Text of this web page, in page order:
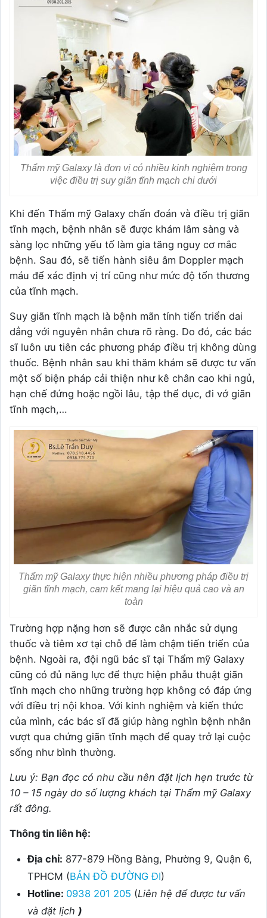
Thẩm mỹ Galaxy là đơn vị có nhiều kinh nghiệm trong
việc điều trị suy giãn tĩnh mạch chi dưới
Khi đến Thẩm mỹ Galaxy chẩn đoán và điều trị giãn
tĩnh mạch, bệnh nhân sẽ được khám lâm sàng và
sàng lọc những yếu tố làm gia tăng nguy cơ mắc
bệnh. Sau đó, sẽ tiến hành siêu âm Doppler mạch
máu để xác định vị trí cũng như mức độ tổn thương
của tĩnh mạch.
Suy giãn tĩnh mạch là bệnh mãn tính tiến triển dai
dẳng với nguyên nhân chưa rõ ràng. Do đó, các bác
sĩ luôn ưu tiên các phương pháp điều trị không dùng
thuốc. Bệnh nhân sau khi thăm khám sẽ được tư vấn
một số biện pháp cải thiện như kê chân cao khi ngủ,
hạn chế đứng hoặc ngồi lâu, tập thể dục, đi vớ giãn
tĩnh mạch,…
Thẩm mỹ Galaxy thực hiện nhiều phương pháp điều trị
giãn tĩnh mạch, cam kết mang lại hiệu quả cao và an
toàn
Trường hợp nặng hơn sẽ được cân nhắc sử dụng
thuốc và tiêm xơ tại chỗ để làm chậm tiến triển của
bệnh. Ngoài ra, đội ngũ bác sĩ tại Thẩm mỹ Galaxy
cũng có đủ năng lực để thực hiện phẫu thuật giãn
tĩnh mạch cho những trường hợp không có đáp ứng
với điều trị nội khoa. Với kinh nghiệm và kiến thức
của mình, các bác sĩ đã giúp hàng nghìn bệnh nhân
vượt qua chứng giãn tĩnh mạch để quay trở lại cuộc
sống như bình thường.
Lưu ý: Bạn đọc có nhu cầu nên đặt lịch hẹn trước từ
10 – 15 ngày do số lượng khách tại Thẩm mỹ Galaxy
rất đông.
Thông tin liên hệ:
Địa chỉ: 877-879 Hồng Bàng, Phường 9, Quận 6,
TPHCM (BẢN ĐỒ ĐƯỜNG ĐI)
Hotline: 0938 201 205 (Liên hệ để được tư vấn
và đặt lịch )